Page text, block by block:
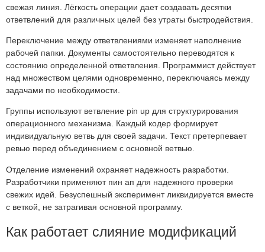
свежая линия. Лёгкость операции дает создавать десятки
ответвлений для различных целей без утраты быстродействия.
Переключение между ответвлениями изменяет наполнение
рабочей папки. Документы самостоятельно переводятся к
состоянию определенной ответвления. Программист действует
над множеством целями одновременно, переключаясь между
задачами по необходимости.
Группы используют ветвление pin up для структурирования
операционного механизма. Каждый кодер формирует
индивидуальную ветвь для своей задачи. Текст претерпевает
ревью перед объединением с основной ветвью.
Отделение изменений охраняет надежность разработки.
Разработчики применяют пин ап для надежного проверки
свежих идей. Безуспешный эксперимент ликвидируется вместе
с веткой, не затрагивая основной программу.
Как работает слияние модификаций